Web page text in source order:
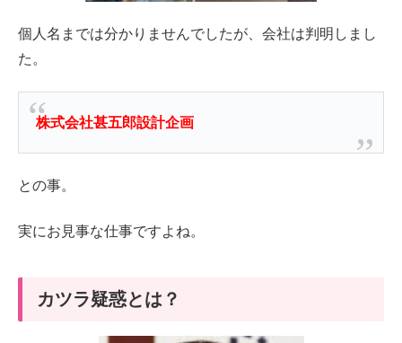
個人名までは分かりませんでしたが、会社は判明しまし
た。
株式会社甚五郎設計企画
との事。
実にお見事な仕事ですよね。
カツラ疑惑とは？